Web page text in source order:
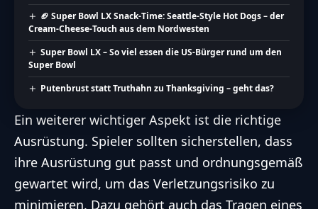
🏈 Super Bowl LX Snack-Time: Seattle-Style Hot Dogs – der
Cream-Cheese-Touch aus dem Nordwesten
Super Bowl LX – So viel essen die US-Bürger rund um den
Super Bowl
Putenbrust statt Truthahn zu Thanksgiving – geht das?
Ein weiterer wichtiger Aspekt ist die richtige
Ausrüstung. Spieler sollten sicherstellen, dass
ihre Ausrüstung gut passt und ordnungsgemäß
gewartet wird, um das Verletzungsrisiko zu
minimieren. Dazu gehört auch das Tragen eines